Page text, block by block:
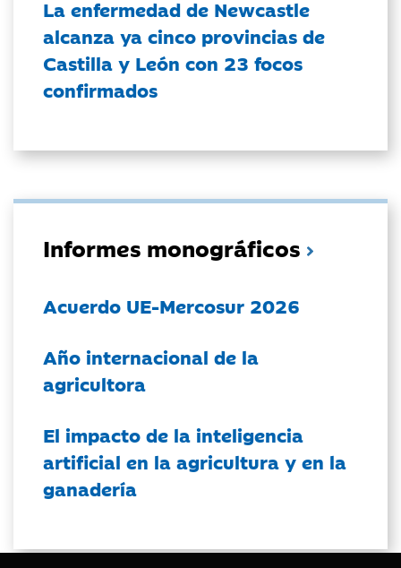
La enfermedad de Newcastle
alcanza ya cinco provincias de
Castilla y León con 23 focos
confirmados
Informes monográficos
Acuerdo UE-Mercosur 2026
Año internacional de la
agricultora
El impacto de la inteligencia
artificial en la agricultura y en la
ganadería